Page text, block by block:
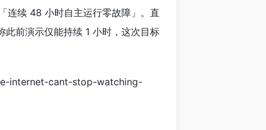
连续 48 小时自主运行零故障」。直
前演示仅能持续 1 小时，这次目标
internet-cant-stop-watching-